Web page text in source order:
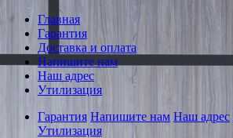
Главная
Гарантия
Доставка и оплата
Напишите нам
Наш адрес
Утилизация
Гарантия Напишите нам Наш адрес
Утилизация